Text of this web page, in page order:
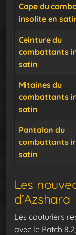
Cape du
insolite en
Ceinture du
combattants
satin
Mitaines du
combattants
satin
Pantalon du
combattants
satin
Les
d’Azshara
Les couturiers
avec le Patch